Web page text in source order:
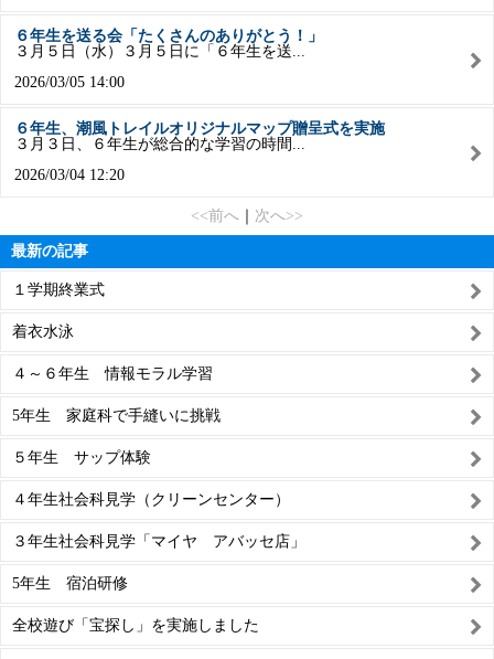
６年生を送る会「たくさんのありがとう！」
３月５日（水）３月５日に「６年生を送...
2026/03/05 14:00
６年生、潮風トレイルオリジナルマップ贈呈式を実施
３月３日、６年生が総合的な学習の時間...
2026/03/04 12:20
<<前へ 次へ>>
最新の記事
１学期終業式
着衣水泳
４～６年生 情報モラル学習
5年生 家庭科で手縫いに挑戦
５年生 サップ体験
４年生社会科見学（クリーンセンター）
３年生社会科見学「マイヤ アバッセ店」
5年生 宿泊研修
全校遊び「宝探し」を実施しました